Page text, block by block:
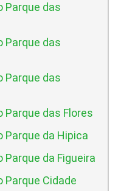
Parque das
Parque das
Parque das
Parque das Flores
Parque da Hipica
da Figueira
Parque Cidade